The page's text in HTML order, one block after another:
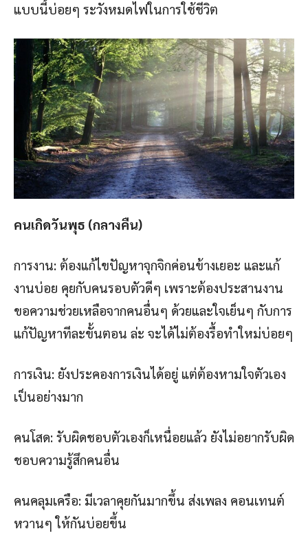
แบบนี้บ่อยๆ ระวังหมดไฟในการใช้ชีวิต
คนเกิดวันพุธ (กลางคืน)
การงาน: ต้องแก้ไขปัญหาจุกจิกค่อนข้างเยอะ และแก้
งานบ่อย คุยกับคนรอบตัวดีๆ เพราะต้องประสานงาน
ขอความช่วยเหลือจากคนอื่นๆ ด้วยและใจเย็นๆ กับการ
แก้ปัญหาทีละขั้นตอน ล่ะ จะได้ไม่ต้องรื้อทำใหม่บ่อยๆ
การเงิน: ยังประคองการเงินได้อยู่ แต่ต้องหามใจตัวเอง
เป็นอย่างมาก
คนโสด: รับผิดชอบตัวเองก็เหนื่อยแล้ว ยังไม่อยากรับผิด
ชอบความรู้สึกคนอื่น
คนคลุมเครือ: มีเวลาคุยกันมากขึ้น ส่งเพลง คอนเทนต์
หวานๆ ให้กันบ่อยขึ้น